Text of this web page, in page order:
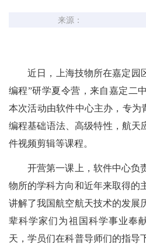
来源：
近日，上海技物所在嘉定园
编程”研学夏令营，来自嘉定二
本次活动由软件中心主办，专为
编程基础语法、高级特性，航天
件视频剪辑等课程。
开营第一课上，软件中心负
物所的学科方向和近年来取得的
讲解了我国航空航天技术的发展
辈科学家们为祖国科学事业奉
天，学员们在科普导师们的指导